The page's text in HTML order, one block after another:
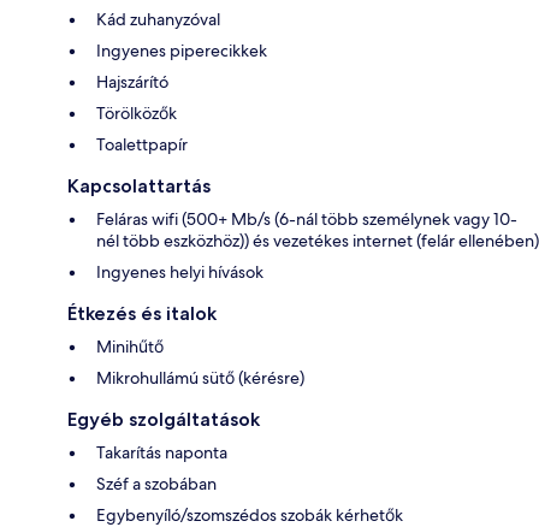
Kád zuhanyzóval
Ingyenes piperecikkek
Hajszárító
Törölközők
Toalettpapír
Kapcsolattartás
Feláras wifi (500+ Mb/s (6-nál több személynek vagy 10-
nél több eszközhöz)) és vezetékes internet (felár ellenében)
Ingyenes helyi hívások
Étkezés és italok
Minihűtő
Mikrohullámú sütő (kérésre)
Egyéb szolgáltatások
Takarítás naponta
Széf a szobában
Egybenyíló/szomszédos szobák kérhetők